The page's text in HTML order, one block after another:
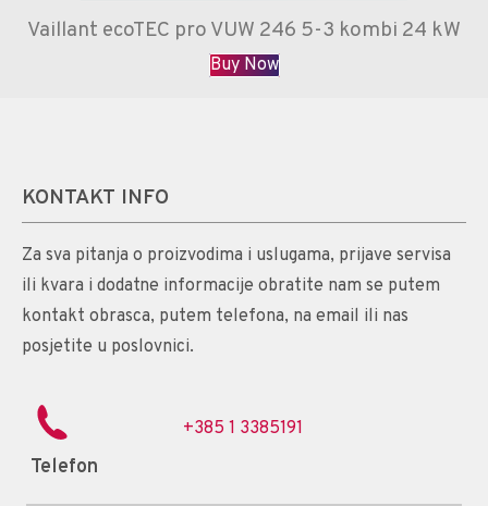
Vaillant ecoTEC pro VUW 246 5-3 kombi 24 kW
Buy Now
KONTAKT INFO
Za sva pitanja o proizvodima i uslugama, prijave servisa
ili kvara i dodatne informacije obratite nam se putem
kontakt obrasca, putem telefona, na email ili nas
posjetite u poslovnici.
Telefon
+385 1 3385191